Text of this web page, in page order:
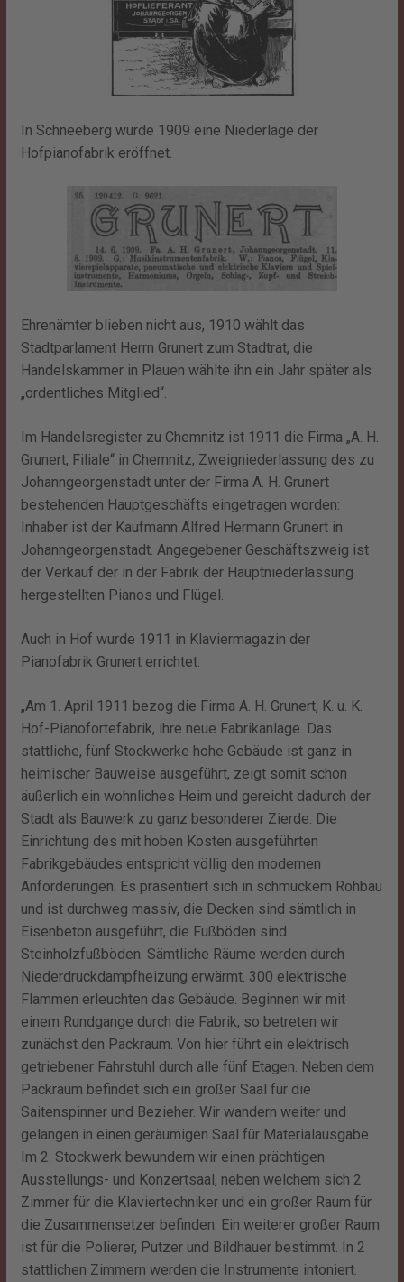
In Schneeberg wurde 1909 eine Niederlage der
Hofpianofabrik eröffnet.
Ehrenämter blieben nicht aus, 1910 wählt das
Stadtparlament Herrn Grunert zum Stadtrat, die
Handelskammer in Plauen wählte ihn ein Jahr später als
„ordentliches Mitglied“.
Im Handelsregister zu Chemnitz ist 1911 die Firma „A. H.
Grunert, Filiale“ in Chemnitz, Zweigniederlassung des zu
Johanngeorgenstadt unter der Firma A. H. Grunert
bestehenden Hauptgeschäfts eingetragen worden:
Inhaber ist der Kaufmann Alfred Hermann Grunert in
Johanngeorgenstadt. Angegebener Geschäftszweig ist
der Verkauf der in der Fabrik der Hauptniederlassung
hergestellten Pianos und Flügel.
Auch in Hof wurde 1911 in Klaviermagazin der
Pianofabrik Grunert errichtet.
„Am 1. April 1911 bezog die Firma A. H. Grunert, K. u. K.
Hof-Pianofortefabrik, ihre neue Fabrikanlage. Das
stattliche, fünf Stockwerke hohe Gebäude ist ganz in
heimischer Bauweise ausgeführt, zeigt somit schon
äußerlich ein wohnliches Heim und gereicht dadurch der
Stadt als Bauwerk zu ganz besonderer Zierde. Die
Einrichtung des mit hoben Kosten ausgeführten
Fabrikgebäudes entspricht völlig den modernen
Anforderungen. Es präsentiert sich in schmuckem Rohbau
und ist durchweg massiv, die Decken sind sämtlich in
Eisenbeton ausgeführt, die Fußböden sind
Steinholzfußböden. Sämtliche Räume werden durch
Niederdruckdampfheizung erwärmt. 300 elektrische
Flammen erleuchten das Gebäude. Beginnen wir mit
einem Rundgange durch die Fabrik, so betreten wir
zunächst den Packraum. Von hier führt ein elektrisch
getriebener Fahrstuhl durch alle fünf Etagen. Neben dem
Packraum befindet sich ein großer Saal für die
Saitenspinner und Bezieher. Wir wandern weiter und
gelangen in einen geräumigen Saal für Materialausgabe.
Im 2. Stockwerk bewundern wir einen prächtigen
Ausstellungs- und Konzertsaal, neben welchem sich 2
Zimmer für die Klaviertechniker und ein großer Raum für
die Zusammensetzer befinden. Ein weiterer großer Raum
ist für die Polierer, Putzer und Bildhauer bestimmt. In 2
stattlichen Zimmern werden die Instrumente intoniert.